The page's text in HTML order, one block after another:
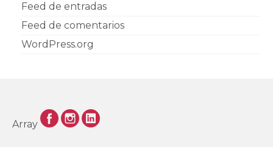
Feed de entradas
Feed de comentarios
WordPress.org
Array